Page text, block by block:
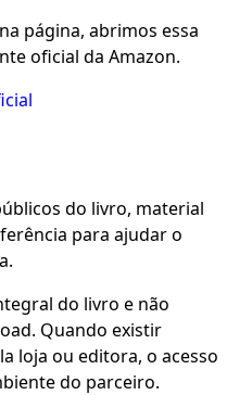
página, abrimos essa
oficial da Amazon.
do livro, material
para ajudar o
do livro e não
Quando existir
loja ou editora, o acesso
do parceiro.